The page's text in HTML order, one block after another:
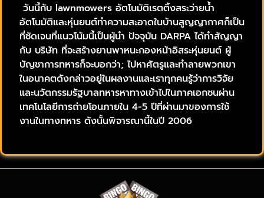
วันนี้กับ lawnmowers อัตโนมัติเรตติ้งสระว่ายน้ำ
อัตโนมัติและหุ่นยนต์ทำความสะอาดในบ้านสูญญากาศก็เป็น
ที่ชัดเจนที่แนวโน้มนี้เป็นผู้นำ ปัจจุบัน DARPA ได้ทำสัญญา
กับ บริษัท ที่จะสร้างยานพาหนะกองหน้าอิสระหุ่นยนต์ ผู้
บัญชาการทหารก็จะบอกว่า; ไปหาศัตรูและทำลายพวกเขา
ในอนาคตดังกล่าวอยู่ในผลงานและเราทุกคนรู้ว่าการวิจัย
และนวัตกรรมรัฐบาลทหารหาทางเข้าไปในภาคเอกชนผ่าน
เทคโนโลยีการถ่ายโอนภายใน 4-5 ปีที่ผ่านมาของการใช้
งานในทางทหาร ดังนั้นพิจารณานี้ในปี 2006